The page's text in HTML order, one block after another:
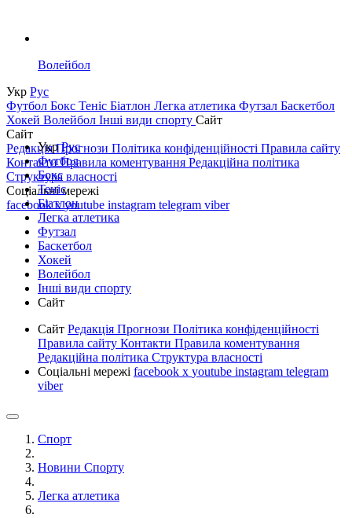
Волейбол
Укр Рус
Футбол Бокс Теніс Біатлон Легка атлетика Футзал Баскетбол
Хокей Волейбол Інші види спорту Сайт
Сайт
РедакціяПрогнози Політика конфіденційності Правила сайту
КонтактиПравила коментування Редакційна політика
Структура власності
Соціальні мережі
facebookxyoutube instagram telegram viber
УкрРус
Футбол
Бокс
Теніс
Біатлон
Легка атлетика
Футзал
Баскетбол
Хокей
Волейбол
Інші види спорту
Сайт
Сайт Редакція Прогнози Політика конфіденційності
Правила сайту Контакти Правила коментування
Редакційна політика Структура власності
Соціальні мережі facebook x youtube instagram telegram
viber
Спорт
Новини Спорту
Легка атлетика